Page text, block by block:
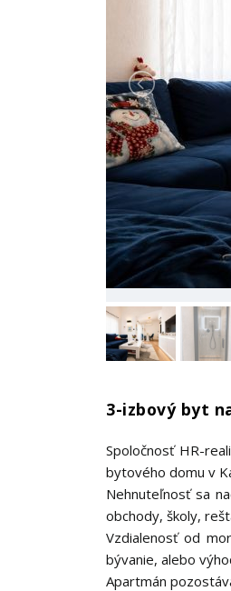
3-izbový byt
Spoločnosť HR-
bytového domu v
Nehnuteľnosť sa
obchody, školy,
Vzdialenosť od
bývanie, alebo
Apartmán